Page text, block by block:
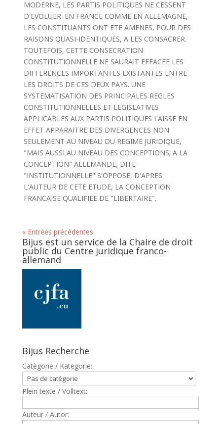
MODERNE, LES PARTIS POLITIQUES NE CESSENT
D'EVOLUER. EN FRANCE COMME EN ALLEMAGNE,
LES CONSTITUANTS ONT ETE AMENES, POUR DES
RAISONS QUASI-IDENTIQUES, A LES CONSACRER.
TOUTEFOIS, CETTE CONSECRATION
CONSTITUTIONNELLE NE SAURAIT EFFACEE LES
DIFFERENCES IMPORTANTES EXISTANTES ENTRE
LES DROITS DE CES DEUX PAYS. UNE
SYSTEMATISATION DES PRINCIPALES REGLES
CONSTITUTIONNELLES ET LEGISLATIVES
APPLICABLES AUX PARTIS POLITIQUES LAISSE EN
EFFET APPARAITRE DES DIVERGENCES NON
SEULEMENT AU NIVEAU DU REGIME JURIDIQUE,
"MAIS AUSSI AU NIVEAU DES CONCEPTIONS; A LA
CONCEPTION" ALLEMANDE, DITE
"INSTITUTIONNELLE" S'OPPOSE, D'APRES
L'AUTEUR DE CETE ETUDE, LA CONCEPTION
FRANCAISE QUALIFIEE DE "LIBERTAIRE".
« Entrées précédentes
Bijus est un service de la Chaire de droit
public du Centre juridique franco-
allemand
Bijus Recherche
Catègorie / Kategorie:
Plein texte / Volltext:
Auteur / Autor: